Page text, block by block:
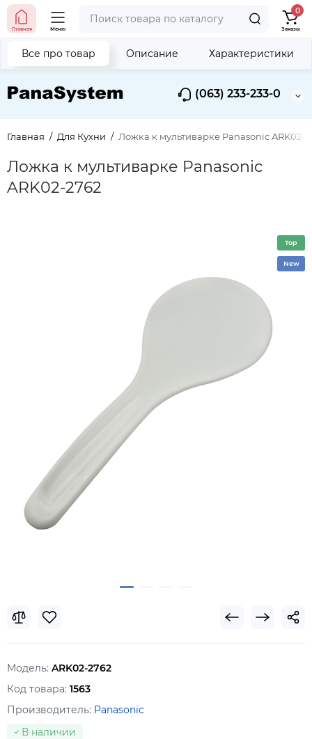
(063) 233-233-0
Главная Меню
0
Заказы
Главная Для Кухни Ложка к мультиварке Panasonic ARK02-
Ложка к мультиварке Panasonic
ARK02-2762
Все про товар Описание Характеристики
Top
New
Модель: ARK02-2762
Код товара: 1563
Производитель: Panasonic
В наличии